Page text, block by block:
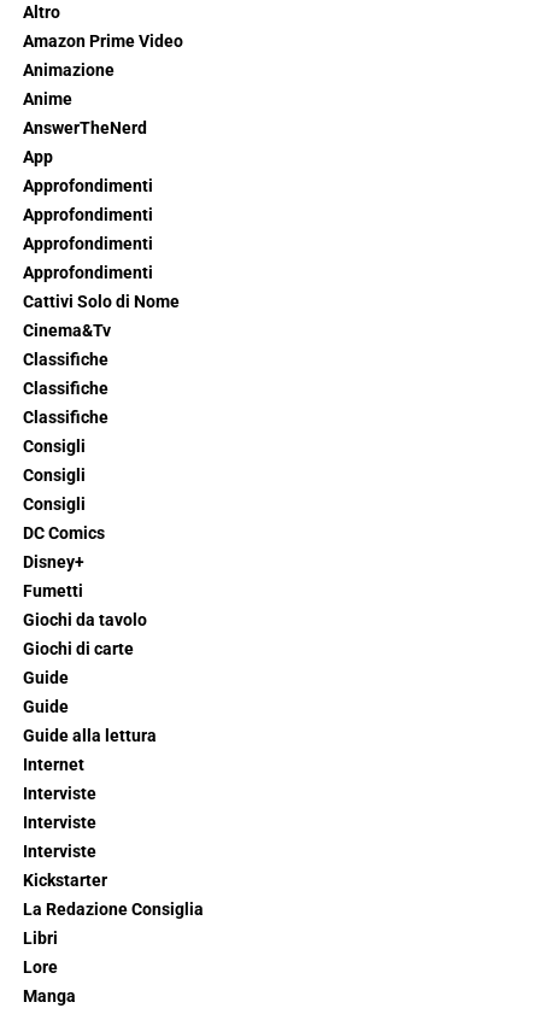
Altro
Amazon Prime Video
Animazione
Anime
AnswerTheNerd
App
Approfondimenti
Approfondimenti
Approfondimenti
Approfondimenti
Cattivi Solo di Nome
Cinema&Tv
Classifiche
Classifiche
Classifiche
Consigli
Consigli
Consigli
DC Comics
Disney+
Fumetti
Giochi da tavolo
Giochi di carte
Guide
Guide
Guide alla lettura
Internet
Interviste
Interviste
Interviste
Kickstarter
La Redazione Consiglia
Libri
Lore
Manga